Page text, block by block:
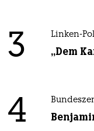
3 Linken-
„Dem
4